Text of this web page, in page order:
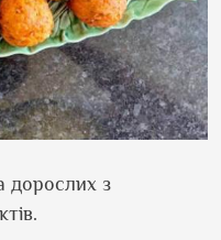
дорослих з